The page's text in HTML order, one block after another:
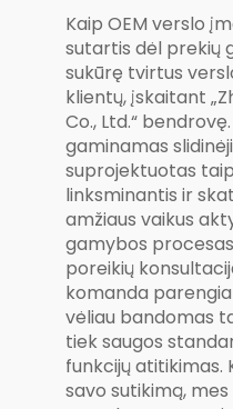
Kaip OEM verslo
sutartis dėl prekių
sukūrę tvirtus
klientų, įskaitant
Co., Ltd.“
gaminamas
suprojektuotas
linksminantis ir
amžiaus vaikus
gamybos
poreikių
komanda
vėliau bandomas
tiek saugos
funkcijų atitikimas.
savo sutikimą,